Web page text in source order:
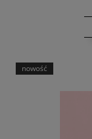
nowość